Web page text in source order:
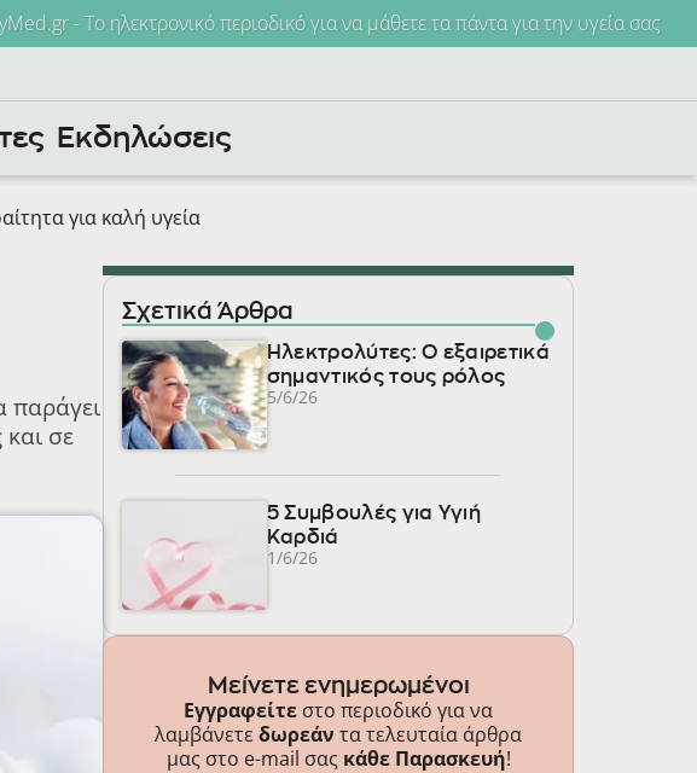
- Το ηλεκτρονικό περιοδικό για να μάθετε τα πάντα για την υγεία σας
Εκδηλώσεις
για καλή υγεία
παράγει
σε
Σχετικά Άρθρα
Ηλεκτρολύτες: Ο εξαιρετικά
σημαντικός τους ρόλος
5/6/26
5 Συμβουλές για Υγιή
Καρδιά
1/6/26
Μείνετε ενημερωμένοι
Εγγραφείτε στο περιοδικό για να
λαμβάνετε δωρεάν τα τελευταία άρθρα
μας στο e-mail σας κάθε Παρασκευή!